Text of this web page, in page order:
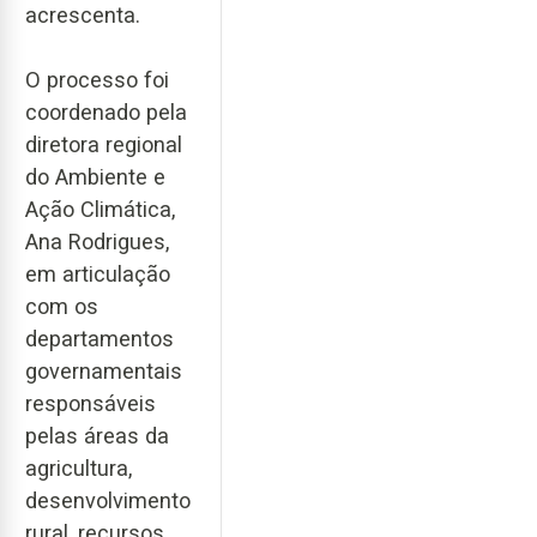
acrescenta.
O processo foi
coordenado pela
diretora regional
do Ambiente e
Ação Climática,
Ana Rodrigues,
em articulação
com os
departamentos
governamentais
responsáveis
pelas áreas da
agricultura,
desenvolvimento